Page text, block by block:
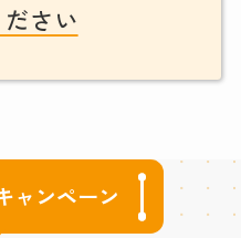
さい
ャンペーン